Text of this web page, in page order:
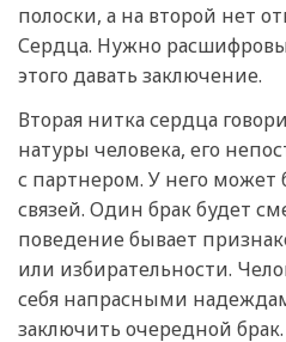
полоски, а на второй нет
Сердца. Нужно
этого давать заключение.
Вторая нитка сердца
натуры человека, его
с партнером. У него может
связей. Один брак будет
поведение бывает
или избирательности.
себя напрасными
заключить очередной брак.